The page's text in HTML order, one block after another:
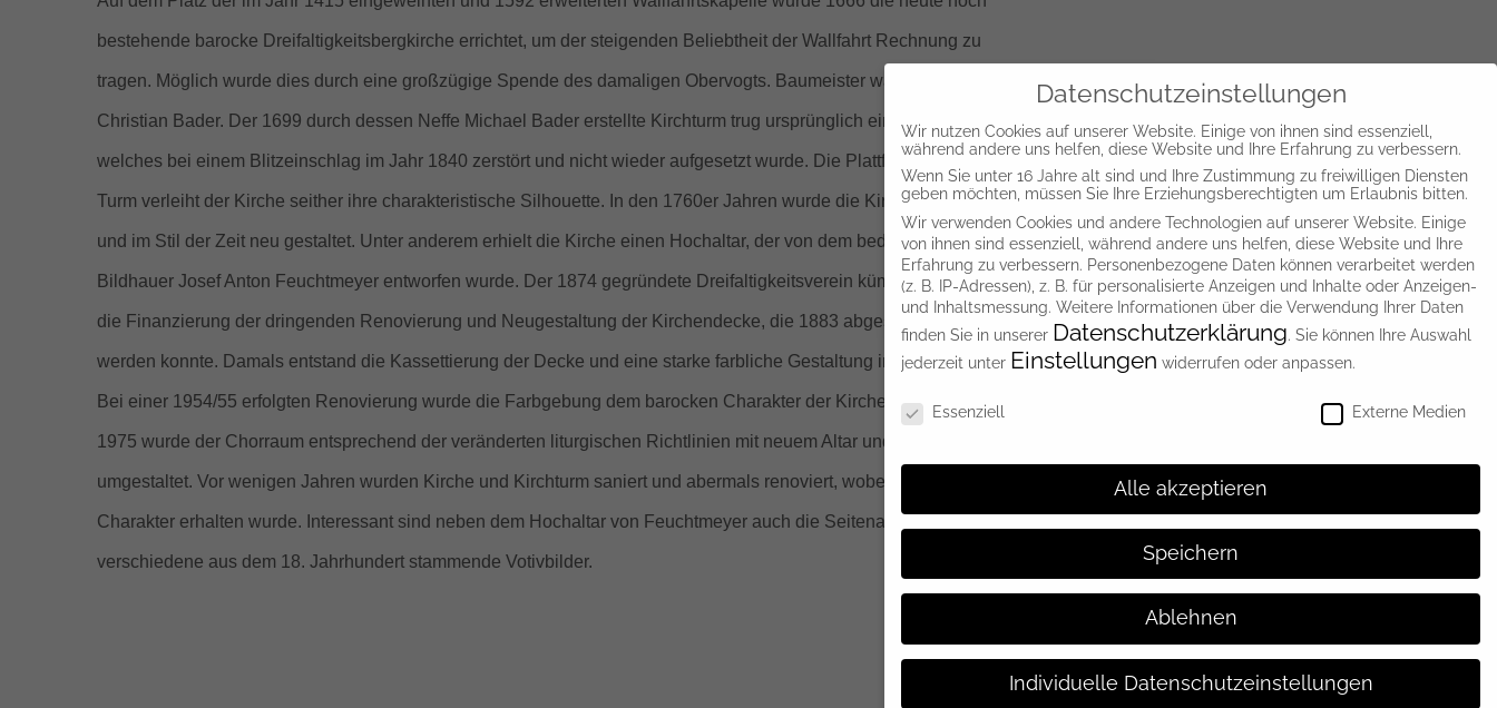
bestehende barocke Dreifaltigkeitsbergkirche errichtet, um der steigenden Beliebtheit der Wallfahrt Rechnung zu
tragen. Möglich wurde dies durch eine großzügige Spende des damaligen Obervogts. Baumeister war der Tiroler
Christian Bader. Der 1699 durch dessen Neffe Michael Bader erstellte Kirchturm trug ursprünglich ein Zwiebeldach,
welches bei einem Blitzeinschlag im Jahr 1840 zerstört und nicht wieder aufgesetzt wurde. Die Plattform auf dem
Turm verleiht der Kirche seither ihre charakteristische Silhouette. In den 1760er Jahren wurde die Kirche vergrößert
und im Stil der Zeit neu gestaltet. Unter anderem erhielt die Kirche einen Hochaltar, der von dem bedeutenden
Bildhauer Josef Anton Feuchtmeyer entworfen wurde. Der 1874 gegründete Dreifaltigkeitsverein kümmerte sich um
die Finanzierung der dringenden Renovierung und Neugestaltung der Kirchendecke, die 1883 abgeschlossen
werden konnte. Damals entstand die Kassettierung der Decke und eine starke farbliche Gestaltung im Stil der Zeit.
Bei einer 1954/55 erfolgten Renovierung wurde die Farbgebung dem barocken Charakter der Kirche angepasst.
1975 wurde der Chorraum entsprechend der veränderten liturgischen Richtlinien mit neuem Altar und Ambo
umgestaltet. Vor wenigen Jahren wurden Kirche und Kirchturm saniert und abermals renoviert, wobei der barocke
Charakter erhalten wurde. Interessant sind neben dem Hochaltar von Feuchtmeyer auch die Seitenaltäre und
verschiedene aus dem 18. Jahrhundert stammende Votivbilder.
Datenschutzeinstellungen
Wir nutzen Cookies auf unserer Website. Einige von ihnen sind essenziell,
während andere uns helfen, diese Website und Ihre Erfahrung zu verbessern.
Wenn Sie unter 16 Jahre alt sind und Ihre Zustimmung zu freiwilligen Diensten
geben möchten, müssen Sie Ihre Erziehungsberechtigten um Erlaubnis bitten.
Wir verwenden Cookies und andere Technologien auf unserer Website. Einige
von ihnen sind essenziell, während andere uns helfen, diese Website und Ihre
Erfahrung zu verbessern. Personenbezogene Daten können verarbeitet werden
(z. B. IP-Adressen), z. B. für personalisierte Anzeigen und Inhalte oder Anzeigen-
und Inhaltsmessung. Weitere Informationen über die Verwendung Ihrer Daten
finden Sie in unserer Datenschutzerklärung. Sie können Ihre Auswahl
jederzeit unter Einstellungen widerrufen oder anpassen.
Essenziell
Externe Medien
Alle akzeptieren
Speichern
Ablehnen
Individuelle Datenschutzeinstellungen